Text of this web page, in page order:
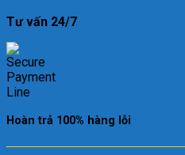
Tư vấn 24/7
Hoàn trả 100% hàng lỗi